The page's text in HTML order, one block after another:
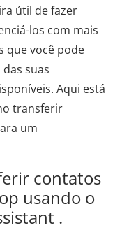
útil de fazer
los com mais
que você pode
suas
Aqui está
transferir
um
contatos
usando o
.